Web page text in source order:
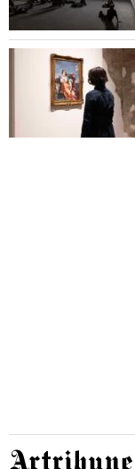
Artribune